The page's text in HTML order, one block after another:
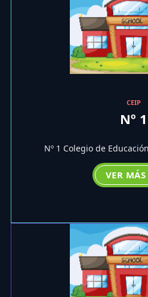
CEIP
Nº 1
Nº 1 Colegio de
VER MÁS